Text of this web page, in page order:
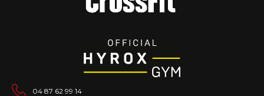
04 87 62 99 14